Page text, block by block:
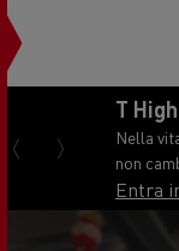
T
Nella
non
Entra